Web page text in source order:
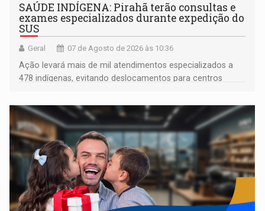
SAÚDE INDÍGENA: Pirahã terão consultas e
exames especializados durante expedição do
SUS
Geral 07 de Agosto de 2026 às 10:36
Ação levará mais de mil atendimentos especializados a
478 indígenas, evitando deslocamentos para centros